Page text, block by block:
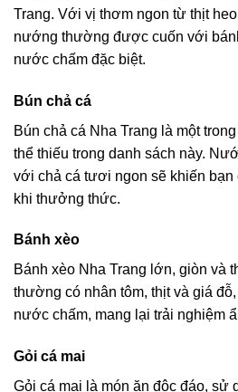
Trang. Với vị thơm ngon từ thịt
nướng thường được cuốn với
nước chấm đặc biệt.
Bún chả cá
Bún chả cá Nha Trang là một
thể thiếu trong danh sách này.
với chả cá tươi ngon sẽ khiến bạn
khi thưởng thức.
Bánh xèo
Bánh xèo Nha Trang lớn, giòn và
thường có nhân tôm, thịt và giá
nước chấm, mang lại trải nghiệm
Gỏi cá mai
Gỏi cá mai là món ăn độc đáo, sử